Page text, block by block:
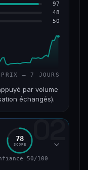
97
48
50
PRIX — 7 JOURS
par volume
échangés).
24 H
30 J
%
02
78
SCORE
50/100